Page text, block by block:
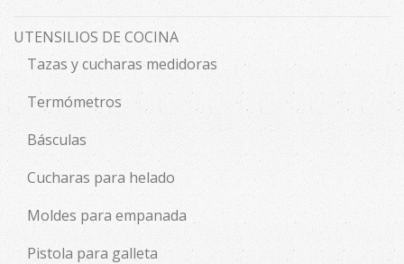
UTENSILIOS DE COCINA
Tazas y cucharas medidoras
Termómetros
Básculas
Cucharas para helado
Moldes para empanada
Pistola para galleta